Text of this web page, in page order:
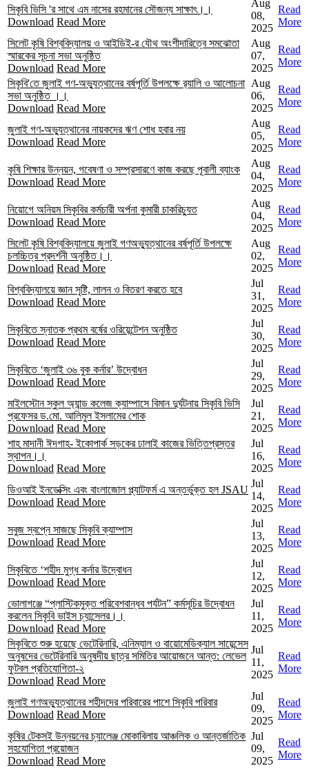
সিকৃবি ভিসি 'র সাথে এম নাসের রহমানের সৌজন্য সাক্ষাৎ।।
Download Read More
Aug
08,
2025
Read
More
সিলেট কৃষি বিশ্ববিদ্যালয় ও আইডিই-র যৌথ অংশীদারিত্বে সমঝোতা
স্মারকের সূচনা সভা অনুষ্ঠিত
Download Read More
Aug
07,
2025
Read
More
সিকৃবি'তে জুলাই গণ-অভ্যুত্থানের বর্ষপূর্তি উপলক্ষে র‍্যালি ও আলোচনা
সভা অনুষ্ঠিত ।।
Download Read More
Aug
06,
2025
Read
More
জুলাই গণ-অভ্যুত্থানের নায়কদের ঋণ শোধ হবার নয়
Download Read More
Aug
05,
2025
Read
More
কৃষি শিক্ষার উন্নয়ন, গবেষণা ও সম্প্রসারণে কাজ করছে পূবালী ব্যাংক
Download Read More
Aug
04,
2025
Read
More
নিয়োগে অনিয়ম সিকৃবির কর্মচারী অর্পনা কুমারী চাকরিচ্যুত
Download Read More
Aug
04,
2025
Read
More
সিলেট কৃষি বিশ্ববিদ্যালয়ে জুলাই গণঅভ্যুত্থানের বর্ষপূর্তি উপলক্ষে
চলচ্চিত্র প্রদর্শনী অনুষ্ঠিত।।
Download Read More
Aug
02,
2025
Read
More
বিশ্ববিদ্যালয়ে জ্ঞান সৃষ্টি, লালন ও বিতরণ করতে হবে
Download Read More
Jul
31,
2025
Read
More
সিকৃবিতে স্নাতক প্রথম বর্ষের ওরিয়েন্টেশন অনুষ্ঠিত
Download Read More
Jul
30,
2025
Read
More
সিকৃবিতে ‘জুলাই ৩৬ বুক কর্নার’ উদ্বোধন
Download Read More
Jul
29,
2025
Read
More
মাইলস্টোন স্কুল অ্যান্ড কলেজ ক্যাম্পাসে বিমান দুর্ঘটনায় সিকৃবি ভিসি
প্রফেসর ড.মো. আলিমুল ইসলামের শোক
Download Read More
Jul
21,
2025
Read
More
শাহ মাদানী ঈদগাহ- ইকোপার্ক সড়কের ঢালাই কাজের ভিত্তিপ্রস্তর
স্থাপন।।
Download Read More
Jul
16,
2025
Read
More
ডিওআই ইনডেক্সিং এবং বাংলাজোল প্ল্যাটফর্ম এ অন্তর্ভুক্ত হল JSAU
Download Read More
Jul
14,
2025
Read
More
সবুজ স্বপ্নে সাজছে সিকৃবি ক্যাম্পাস
Download Read More
Jul
13,
2025
Read
More
সিকৃবিতে ‘শহীদ মুগ্ধ কর্নার উদ্বোধন
Download Read More
Jul
12,
2025
Read
More
ভোলাগঞ্জে “প্লাস্টিকমুক্ত পরিবেশবান্ধব পর্যটন” কর্মসূচির উদ্বোধন
করলেন সিকৃবি ভাইস চ্যান্সেলর।।
Download Read More
Jul
11,
2025
Read
More
সিকৃবিতে শুরু হয়েছে ভেটেরিনারি, এনিম্যাল ও বায়োমেডিক্যাল সায়েন্সেস
অনুষদের ভেটেরিনারি অনুষদীয় ছাত্র সমিতির আয়োজনে আন্ত: লেভেল
ফুটবল প্রতিযোগিতা-২
Download Read More
Jul
11,
2025
Read
More
জুলাই গণঅভ্যুত্থানের শহীদদের পরিবারের পাশে সিকৃবি পরিবার
Download Read More
Jul
09,
2025
Read
More
কৃষির টেকসই উন্নয়নের চ্যালেঞ্জ মোকাবিলায় আঞ্চলিক ও আন্তর্জাতিক
সহযোগিতা প্রয়োজন
Download Read More
Jul
09,
2025
Read
More